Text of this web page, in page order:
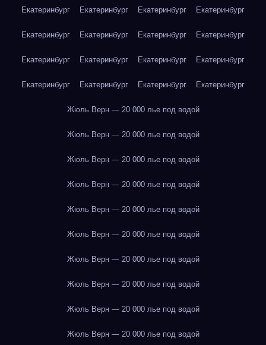
Екатеринбург Екатеринбург Екатеринбург Екатеринбург
Екатеринбург Екатеринбург Екатеринбург Екатеринбург
Екатеринбург Екатеринбург Екатеринбург Екатеринбург
Екатеринбург Екатеринбург Екатеринбург Екатеринбург
Жюль Верн — 20 000 лье под водой
Жюль Верн — 20 000 лье под водой
Жюль Верн — 20 000 лье под водой
Жюль Верн — 20 000 лье под водой
Жюль Верн — 20 000 лье под водой
Жюль Верн — 20 000 лье под водой
Жюль Верн — 20 000 лье под водой
Жюль Верн — 20 000 лье под водой
Жюль Верн — 20 000 лье под водой
Жюль Верн — 20 000 лье под водой